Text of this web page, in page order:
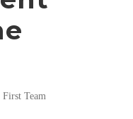
First Team